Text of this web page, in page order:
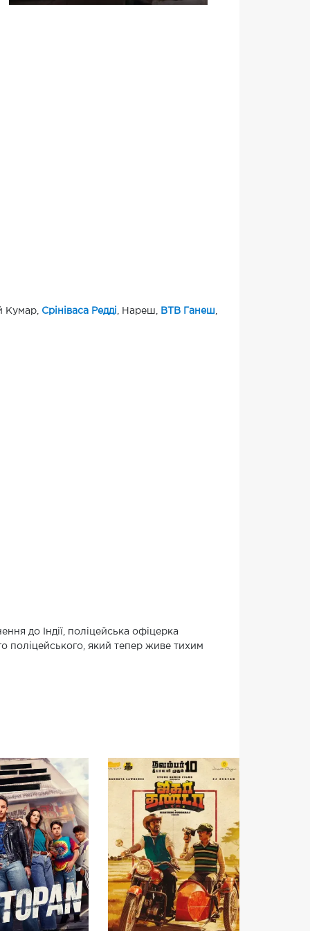
Кумар, Срініваса Редді , Нареш, ВТВ Ганеш
до Індії, поліцейська офіцерка
поліцейського, який тепер живе тихим